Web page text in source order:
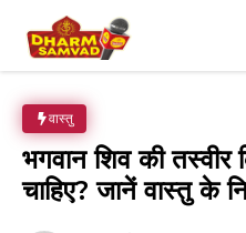
content
वास्तु
भगवान शिव की तस्वीर
चाहिए? जानें वास्तु के